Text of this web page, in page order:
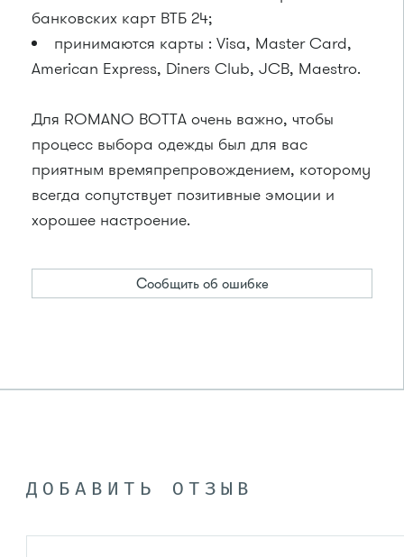
банковских карт ВТБ 24;
принимаются карты : Visa, Master Card,
American Express, Diners Club, JCB, Maestro.
Для ROMANO BOTTA очень важно, чтобы
процесс выбора одежды был для вас
приятным времяпрепровождением, которому
всегда сопутствует позитивные эмоции и
хорошее настроение.
Сообщить об ошибке
ДОБАВИТЬ ОТЗЫВ